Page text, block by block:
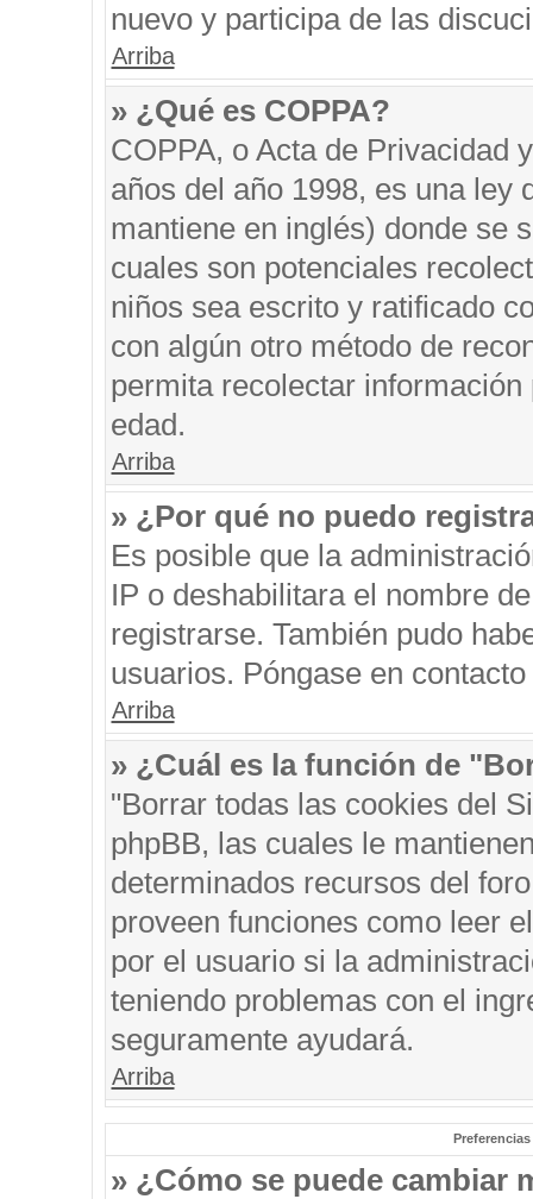
nuevo y participa de las
Arriba
» ¿Qué es COPPA?
COPPA, o Acta de Privacidad
años del año 1998, es una ley
mantiene en inglés) donde se
cuales son potenciales
niños sea escrito y ratificado
con algún otro método de
permita recolectar
edad.
Arriba
» ¿Por qué no puedo
Es posible que la
IP o deshabilitara el nombre
registrarse. También pudo
usuarios. Póngase en
Arriba
» ¿Cuál es la función de
"Borrar todas las cookies del
phpBB, las cuales le
determinados recursos del
proveen funciones como leer
por el usuario si la
teniendo problemas con el
seguramente ayudará.
Arriba
» ¿Cómo se puede cambiar